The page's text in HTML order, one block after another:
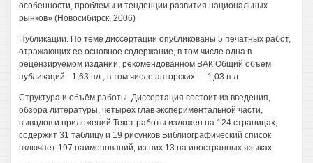
особенности, проблемы и тенденции развития национальных
рынков» (Новосибирск, 2006)
Публикации. По теме диссертации опубликованы 5 печатных работ,
отражающих ее основное содержание, в том числе одна в
рецензируемом издании, рекомендованном ВАК Общий объем
публикаций - 1,63 пл., в том числе авторских — 1,03 п л
Структура и объём работы. Диссертация состоит из введения,
обзора литературы, четырех глав экспериментальной части,
выводов и приложений Текст работы изложен на 124 страницах,
содержит 31 таблицу и 19 рисунков Библиографический список
включает 197 наименований, из них 13 на иностранных языках